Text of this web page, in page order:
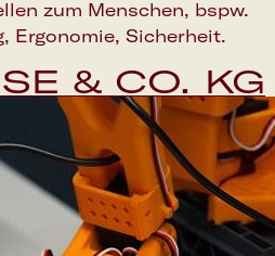
zum Menschen, bspw.
Ergonomie, Sicherheit.
& CO. KG